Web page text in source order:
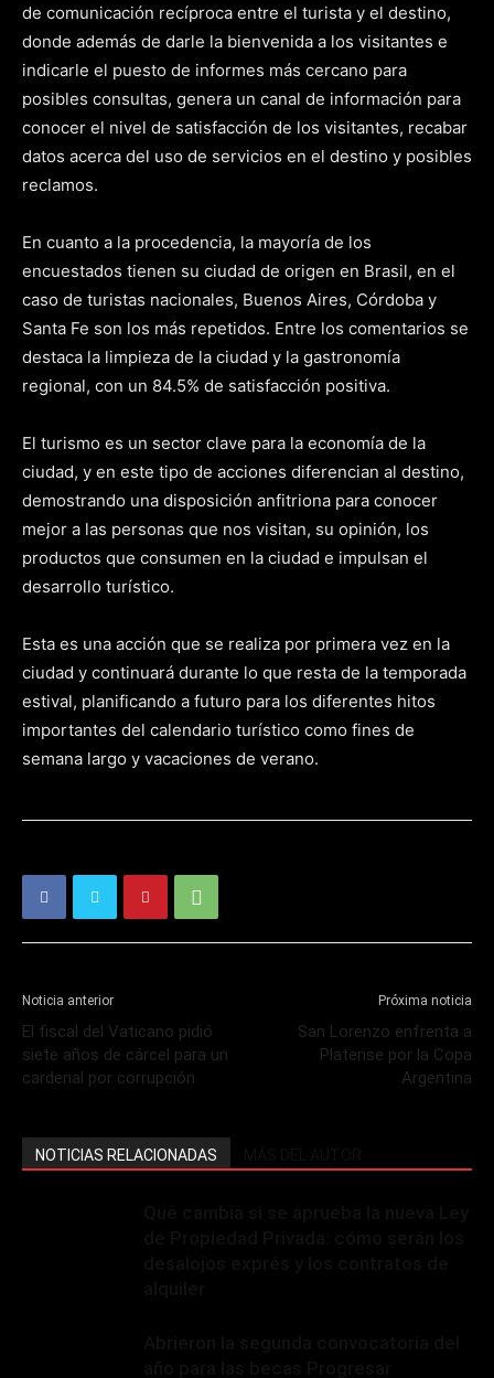
de comunicación recíproca entre el turista y el destino,
donde además de darle la bienvenida a los visitantes e
indicarle el puesto de informes más cercano para
posibles consultas, genera un canal de información para
conocer el nivel de satisfacción de los visitantes, recabar
datos acerca del uso de servicios en el destino y posibles
reclamos.
En cuanto a la procedencia, la mayoría de los
encuestados tienen su ciudad de origen en Brasil, en el
caso de turistas nacionales, Buenos Aires, Córdoba y
Santa Fe son los más repetidos. Entre los comentarios se
destaca la limpieza de la ciudad y la gastronomía
regional, con un 84.5% de satisfacción positiva.
El turismo es un sector clave para la economía de la
ciudad, y en este tipo de acciones diferencian al destino,
demostrando una disposición anfitriona para conocer
mejor a las personas que nos visitan, su opinión, los
productos que consumen en la ciudad e impulsan el
desarrollo turístico.
Esta es una acción que se realiza por primera vez en la
ciudad y continuará durante lo que resta de la temporada
estival, planificando a futuro para los diferentes hitos
importantes del calendario turístico como fines de
semana largo y vacaciones de verano.
Noticia anterior
El fiscal del Vaticano pidió
siete años de cárcel para un
cardenal por corrupción
Próxima noticia
San Lorenzo enfrenta a
Platense por la Copa
Argentina
NOTICIAS RELACIONADAS